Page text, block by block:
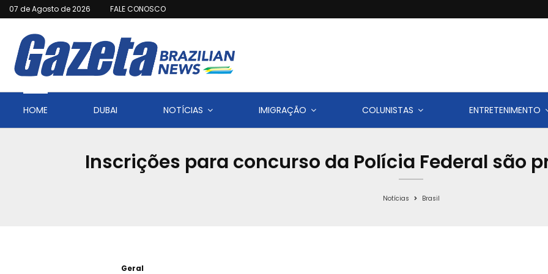
07 de Agosto de 2026 FALE CONOSCO
HOME DUBAI NOTÍCIAS IMIGRAÇÃO COLUNISTAS ENTRETENIMENTO
Inscrições para concurso da Polícia Federal são
Notícias Brasil
Geral